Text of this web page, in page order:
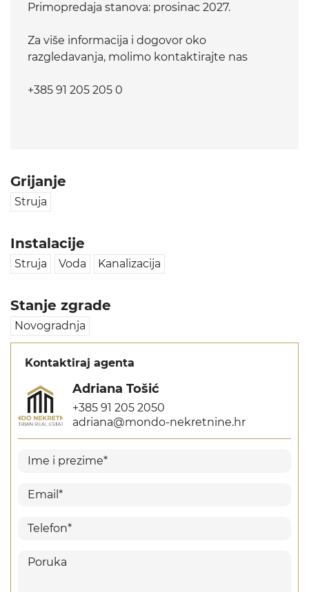
Primopredaja stanova: prosinac 2027.
Za više informacija i dogovor oko
razgledavanja, molimo kontaktirajte nas
+385 91 205 205 0
Grijanje
Struja
Instalacije
Struja Voda Kanalizacija
Stanje zgrade
Novogradnja
Kontaktiraj agenta
Adriana Tošić
+385 91 205 2050
adriana@mondo-nekretnine.hr